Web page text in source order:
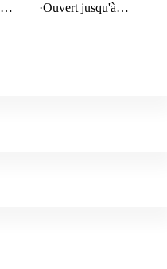
·Ouvert jusqu'à